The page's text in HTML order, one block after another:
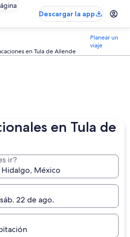
Descargar la app
en Tula de Allende
Planear un
viaje
en Tula de
ir?
México
22 de ago.